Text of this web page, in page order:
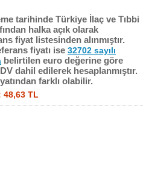
tarihinde Türkiye İlaç ve Tıbbi
halka açık olarak
fiyat listesinden alınmıştır.
fiyatı ise 32702 sayılı
belirtilen euro değerine göre
dahil edilerek hesaplanmıştır.
farklı olabilir.
48,63 TL